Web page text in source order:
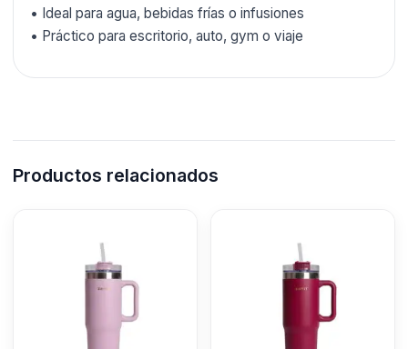
• Ideal para agua, bebidas frías o infusiones
• Práctico para escritorio, auto, gym o viaje
Productos relacionados